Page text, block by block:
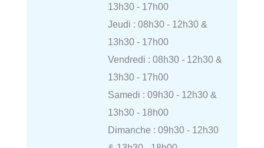
13h30 - 17h00
Jeudi : 08h30 - 12h30 &
13h30 - 17h00
Vendredi : 08h30 - 12h30 &
13h30 - 17h00
Samedi : 09h30 - 12h30 &
13h30 - 18h00
Dimanche : 09h30 - 12h30